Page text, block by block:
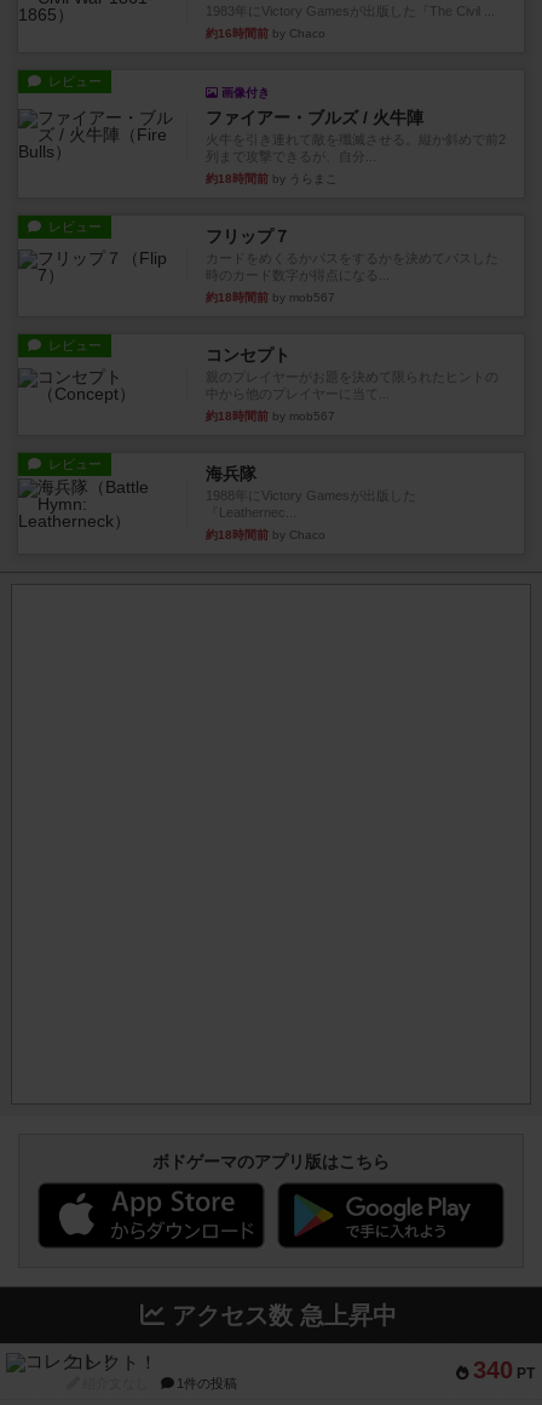
1983年にVictory Gamesが出版した『The Civil ...
約16時間前 by Chaco
レビュー
画像付き
ファイアー・ブルズ / 火牛陣
火牛を引き連れて敵を殲滅させる。縦か斜めで前2
列まで攻撃できるが、自分...
約18時間前 by うらまこ
レビュー フリップ７
カードをめくるかパスをするかを決めてパスした
時のカード数字が得点になる...
約18時間前 by mob567
レビュー コンセプト
親のプレイヤーがお題を決めて限られたヒントの
中から他のプレイヤーに当て...
約18時間前 by mob567
レビュー 海兵隊
1988年にVictory Gamesが出版した
『Leathernec...
約18時間前 by Chaco
ボドゲーマのアプリ版はこちら
アクセス数 急上昇中
340 PT
コレクト！
1件の投稿